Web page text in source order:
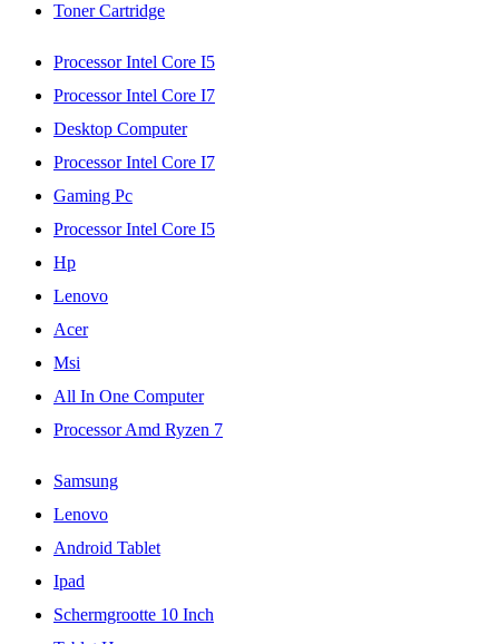
Toner Cartridge
Processor Intel Core I5
Processor Intel Core I7
Desktop Computer
Processor Intel Core I7
Gaming Pc
Processor Intel Core I5
Hp
Lenovo
Acer
Msi
All In One Computer
Processor Amd Ryzen 7
Samsung
Lenovo
Android Tablet
Ipad
Schermgrootte 10 Inch